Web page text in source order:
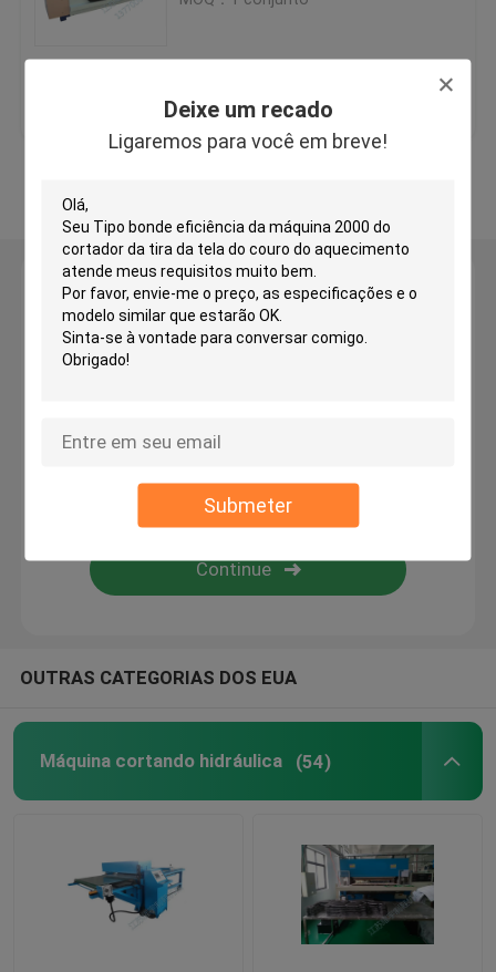
Deixe um recado
Ligaremos para você em breve!
Submeter
Máquina de corte principal de viagem hidráulica
Máquina do cortador da tira da tela
Máquina de corte do rolo da tela
Máquina de espalhamento automática
Máquina de corte do computador
Luva que faz a máquina
Deixe um recado
Ligaremos para você em breve!
OUTRAS CATEGORIAS DOS EUA
Máquina cortando hidráulica (54)